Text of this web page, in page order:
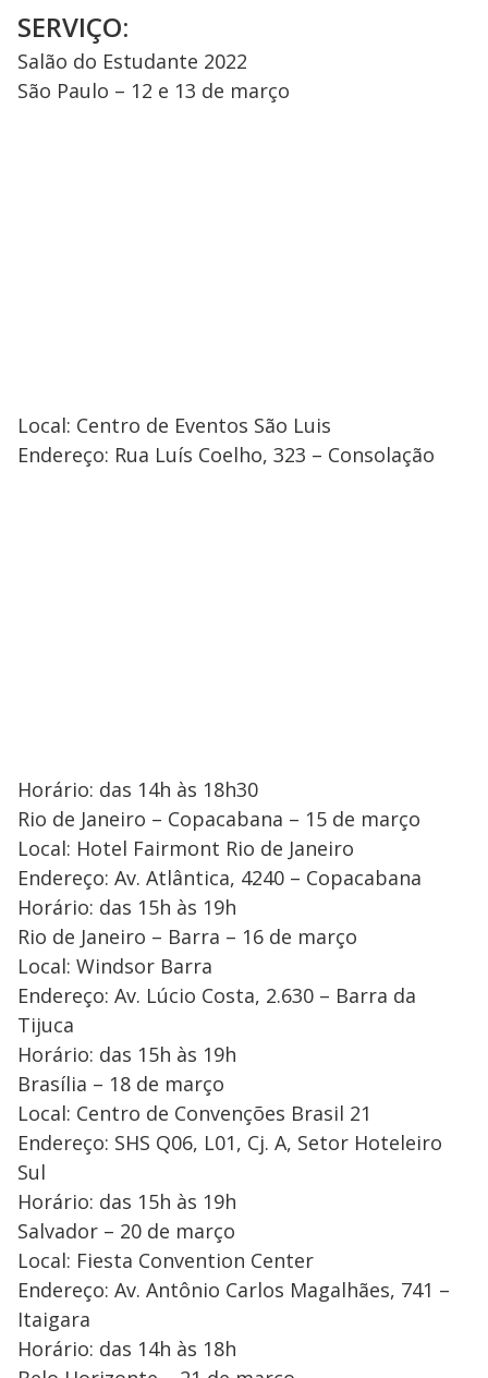
SERVIÇO:
Salão do Estudante 2022
São Paulo – 12 e 13 de março
Local: Centro de Eventos São Luis
Endereço: Rua Luís Coelho, 323 – Consolação
Horário: das 14h às 18h30
Rio de Janeiro – Copacabana – 15 de março
Local: Hotel Fairmont Rio de Janeiro
Endereço: Av. Atlântica, 4240 – Copacabana
Horário: das 15h às 19h
Rio de Janeiro – Barra – 16 de março
Local: Windsor Barra
Endereço: Av. Lúcio Costa, 2.630 – Barra da
Tijuca
Horário: das 15h às 19h
Brasília – 18 de março
Local: Centro de Convenções Brasil 21
Endereço: SHS Q06, L01, Cj. A, Setor Hoteleiro
Sul
Horário: das 15h às 19h
Salvador – 20 de março
Local: Fiesta Convention Center
Endereço: Av. Antônio Carlos Magalhães, 741 –
Itaigara
Horário: das 14h às 18h